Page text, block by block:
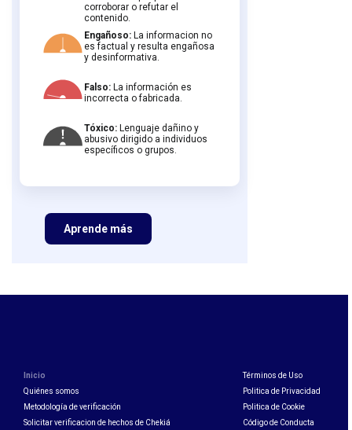
corroborar o refutar el
contenido.
Engañoso: La informacion no
es factual y resulta engañosa
y desinformativa.
Falso: La información es
incorrecta o fabricada.
Tóxico: Lenguaje dañino y
abusivo dirigido a individuos
específicos o grupos.
Aprende más
Inicio
Quiénes somos
Metodología de verificación
Solicitar verificacion de hechos de Chekiá
Términos de Uso
Politica de Privacidad
Politica de Cookie
Código de Conducta